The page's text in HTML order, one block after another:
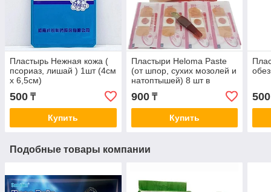
Пластырь Нежная кожа (
псориаз, лишай ) 1шт (4см
x 6,5см)
500 ₸
Купить
Пластыри Heloma Paste
(от шпор, сухих мозолей и
натоптышей) 8 шт в
упаковке
900₸
Купить
500
Подобные товары компании